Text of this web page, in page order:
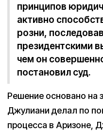
принципов
активно
розни,
президентскими
чем он
постановил суд.
Решение основано на
Джулиани делал по
процесса в Аризоне,